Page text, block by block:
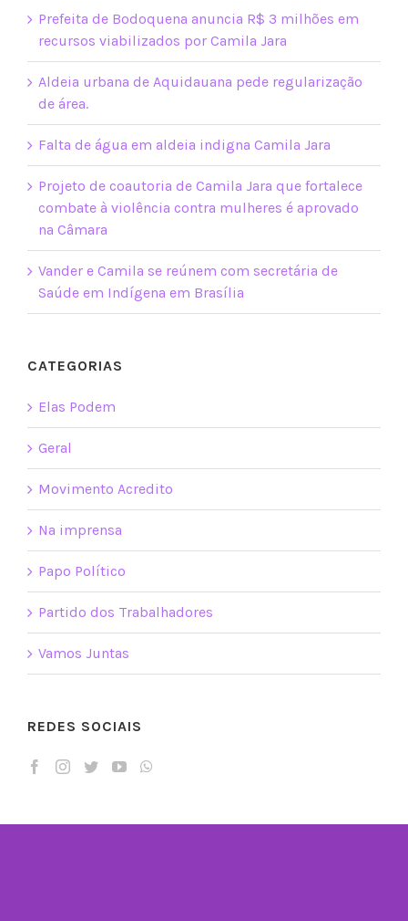
Prefeita de Bodoquena anuncia R$ 3 milhões em
recursos viabilizados por Camila Jara
Aldeia urbana de Aquidauana pede regularização
de área.
Falta de água em aldeia indigna Camila Jara
Projeto de coautoria de Camila Jara que fortalece
combate à violência contra mulheres é aprovado
na Câmara
Vander e Camila se reúnem com secretária de
Saúde em Indígena em Brasília
CATEGORIAS
Elas Podem
Geral
Movimento Acredito
Na imprensa
Papo Político
Partido dos Trabalhadores
Vamos Juntas
REDES SOCIAIS